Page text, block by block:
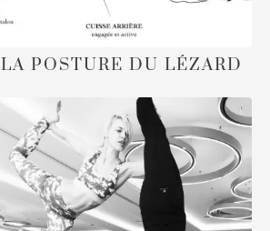
LA POSTURE DU LÉZARD